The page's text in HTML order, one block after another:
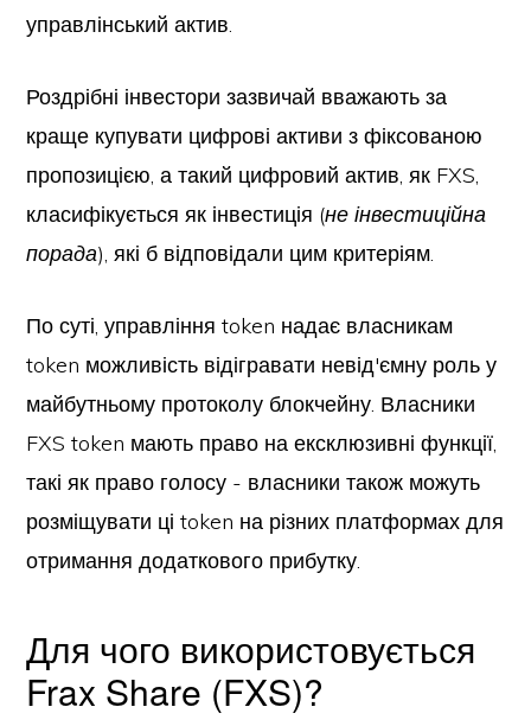
управлінський актив.
Роздрібні інвестори зазвичай вважають за
краще купувати цифрові активи з фіксованою
пропозицією, а такий цифровий актив, як FXS,
класифікується як інвестиція (не інвестиційна
порада), які б відповідали цим критеріям.
По суті, управління token надає власникам
token можливість відігравати невід'ємну роль у
майбутньому протоколу блокчейну. Власники
FXS token мають право на ексклюзивні функції,
такі як право голосу - власники також можуть
розміщувати ці token на різних платформах для
отримання додаткового прибутку.
Для чого використовується
Frax Share (FXS)?